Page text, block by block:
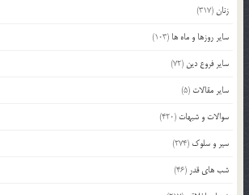
زنان (317)
سایر روزها و ماه ها (103)
سایر فروع دین (72)
سایر مقالات (5)
سوالات و شبهات (420)
سیر و سلوک (274)
شب های قدر (46)